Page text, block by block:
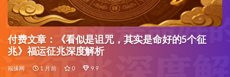
付费文章：《看似是诅咒，其实是命好的5个征
兆》福运征兆深度解析
福缘网 1 月前 0 9.9